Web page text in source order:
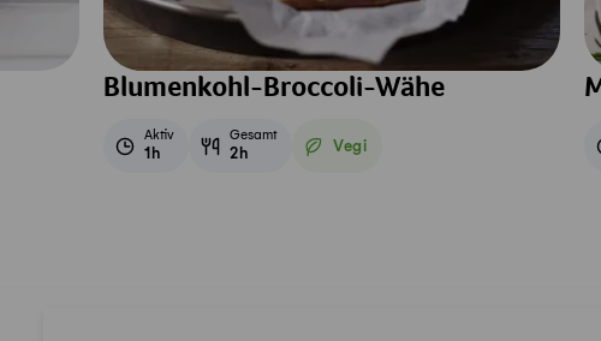
Blumenkohl-Broccoli-Wähe
Aktiv
1h
Gesamt
2h Vegi
Vegetarisch